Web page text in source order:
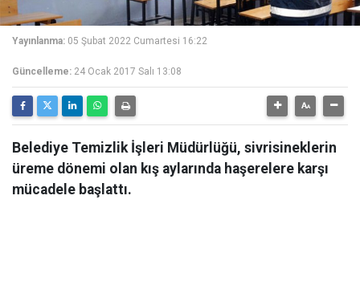
Yayınlanma: 05 Şubat 2022 Cumartesi 16:22
Güncelleme: 24 Ocak 2017 Salı 13:08
Belediye Temizlik İşleri Müdürlüğü, sivrisineklerin
üreme dönemi olan kış aylarında haşerelere karşı
mücadele başlattı.